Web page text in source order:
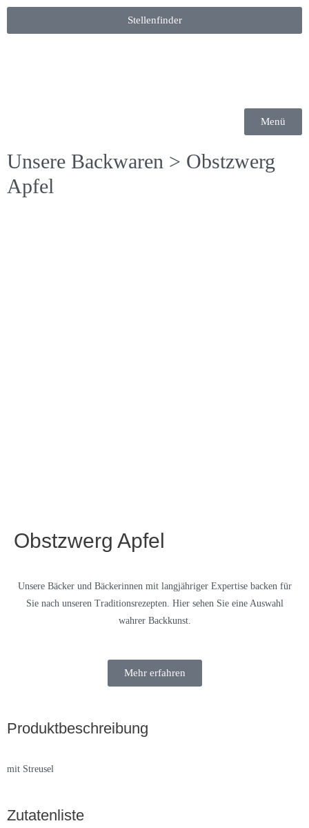
Stellenfinder
Menü
Unsere Backwaren > Obstzwerg
Apfel
Obstzwerg Apfel
Unsere Bäcker und Bäckerinnen mit langjähriger Expertise backen für
Sie nach unseren Traditionsrezepten. Hier sehen Sie eine Auswahl
wahrer Backkunst.
Mehr erfahren
Produktbeschreibung
mit Streusel
Zutatenliste